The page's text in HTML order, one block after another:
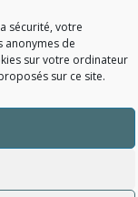
sécurité, votre
anonymes de
sur votre ordinateur
sur ce site.
droits réservés